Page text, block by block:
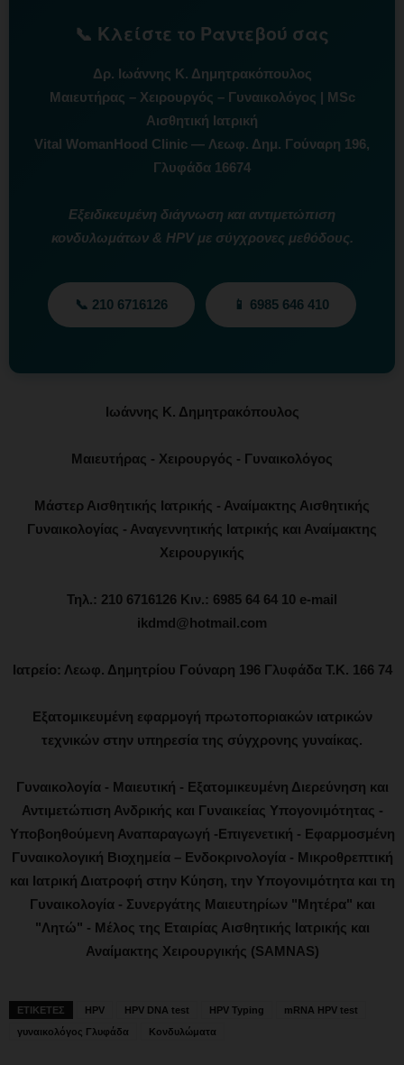
📞 Κλείστε το Ραντεβού σας
Δρ. Ιωάννης Κ. Δημητρακόπουλος
Μαιευτήρας – Χειρουργός – Γυναικολόγος | MSc
Αισθητική Ιατρική
Vital WomanHood Clinic — Λεωφ. Δημ. Γούναρη 196,
Γλυφάδα 16674
Εξειδικευμένη διάγνωση και αντιμετώπιση
κονδυλωμάτων & HPV με σύγχρονες μεθόδους.
📞 210 6716126 📱 6985 646 410
Ιωάννης Κ. Δημητρακόπουλος
Μαιευτήρας - Χειρουργός - Γυναικολόγος
Μάστερ Αισθητικής Ιατρικής - Αναίμακτης Αισθητικής
Γυναικολογίας - Αναγεννητικής Ιατρικής και Αναίμακτης
Χειρουργικής
Τηλ.: 210 6716126 Κιν.: 6985 64 64 10 e-mail
ikdmd@hotmail.com
Ιατρείο: Λεωφ. Δημητρίου Γούναρη 196 Γλυφάδα Τ.Κ. 166 74
Εξατομικευμένη εφαρμογή πρωτοποριακών ιατρικών
τεχνικών στην υπηρεσία της σύγχρονης γυναίκας.
Γυναικολογία - Μαιευτική - Εξατομικευμένη Διερεύνηση και
Αντιμετώπιση Ανδρικής και Γυναικείας Υπογονιμότητας -
Υποβοηθούμενη Αναπαραγωγή -Επιγενετική - Εφαρμοσμένη
Γυναικολογική Βιοχημεία – Ενδοκρινολογία - Μικροθρεπτική
και Ιατρική Διατροφή στην Κύηση, την Υπογονιμότητα και τη
Γυναικολογία - Συνεργάτης Μαιευτηρίων "Μητέρα" και
"Λητώ" - Μέλος της Εταιρίας Αισθητικής Ιατρικής και
Αναίμακτης Χειρουργικής (SAMNAS)
ΕΤΙΚΕΤΕΣ HPV HPV DNA test HPV Typing
mRNA HPV test
γυναικολόγος Γλυφάδα
Κονδυλώματα